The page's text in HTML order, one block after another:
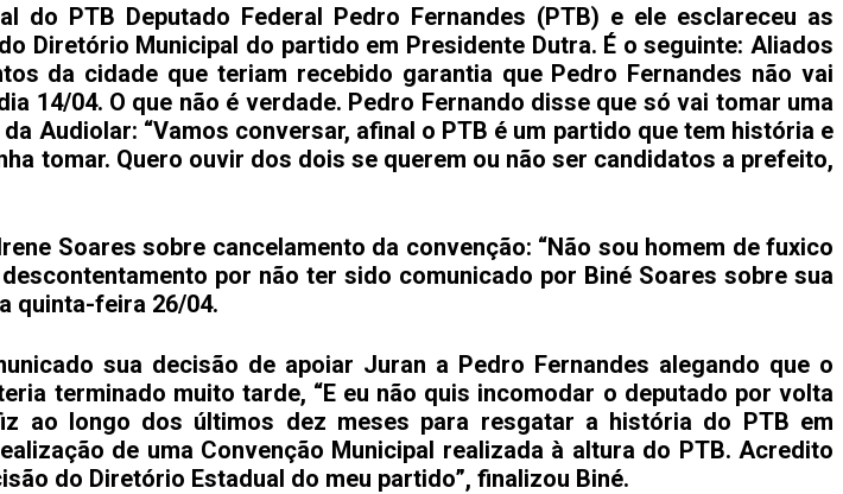
PTB Deputado Federal Pedro Fernandes (PTB) e ele esclareceu as
Diretório Municipal do partido em Presidente Dutra. É o seguinte: Aliados
da cidade que teriam recebido garantia que Pedro Fernandes não vai
14/04. O que não é verdade. Pedro Fernando disse que só vai tomar uma
Audiolar: “Vamos conversar, afinal o PTB é um partido que tem história e
tomar. Quero ouvir dos dois se querem ou não ser candidatos a prefeito,
Soares sobre cancelamento da convenção: “Não sou homem de fuxico
por não ter sido comunicado por Biné Soares sobre sua
quinta-feira 26/04.
sua decisão de apoiar Juran a Pedro Fernandes alegando que o
terminado muito tarde, “E eu não quis incomodar o deputado por volta
ao longo dos últimos dez meses para resgatar a história do PTB em
de uma Convenção Municipal realizada à altura do PTB. Acredito
do Diretório Estadual do meu partido”, finalizou Biné.